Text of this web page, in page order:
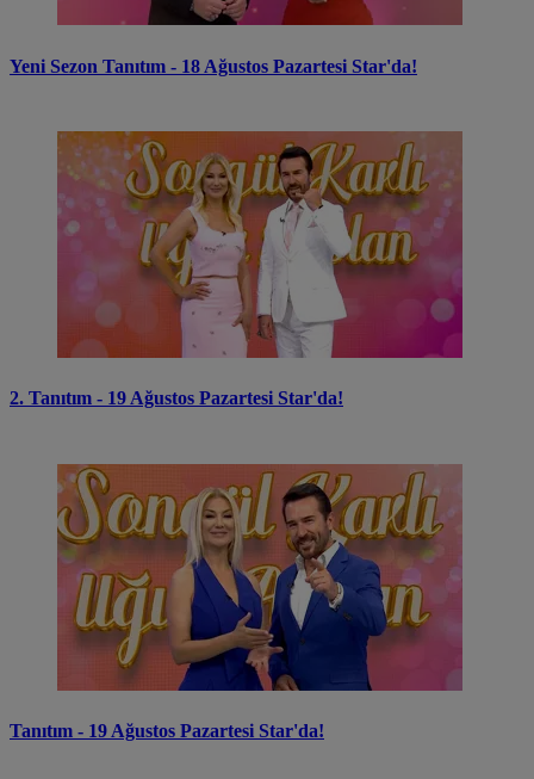
Yeni Sezon Tanıtım - 18 Ağustos Pazartesi Star'da!
2. Tanıtım - 19 Ağustos Pazartesi Star'da!
Tanıtım - 19 Ağustos Pazartesi Star'da!